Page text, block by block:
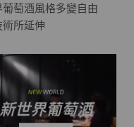
萄酒風格多變自由
所延伸